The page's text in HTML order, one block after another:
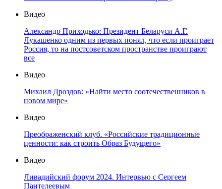
Видео
Александр Приходько: Президент Беларуси А.Г.
Лукашенко одним из первых понял, что если проиграет
Россия, то на постсоветском пространстве проиграют
все
Видео
Михаил Дроздов: «Найти место соотечественников в
новом мире»
Видео
Преображенский клуб. «Российские традиционные
ценности: как строить Образ Будущего»
Видео
Ливадийский форум 2024. Интервью с Сергеем
Пантелеевым